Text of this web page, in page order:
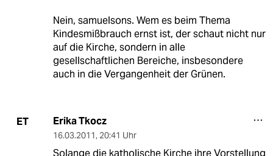
Nein, samuelsons. Wem es beim Thema
Kindesmißbrauch ernst ist, der schaut nicht nur
auf die Kirche, sondern in alle
gesellschaftlichen Bereiche, insbesondere
auch in die Vergangenheit der Grünen.
ET Erika Tkocz
16.03.2011, 20:41 Uhr
Solange die katholische Kirche ihre Vorstellung